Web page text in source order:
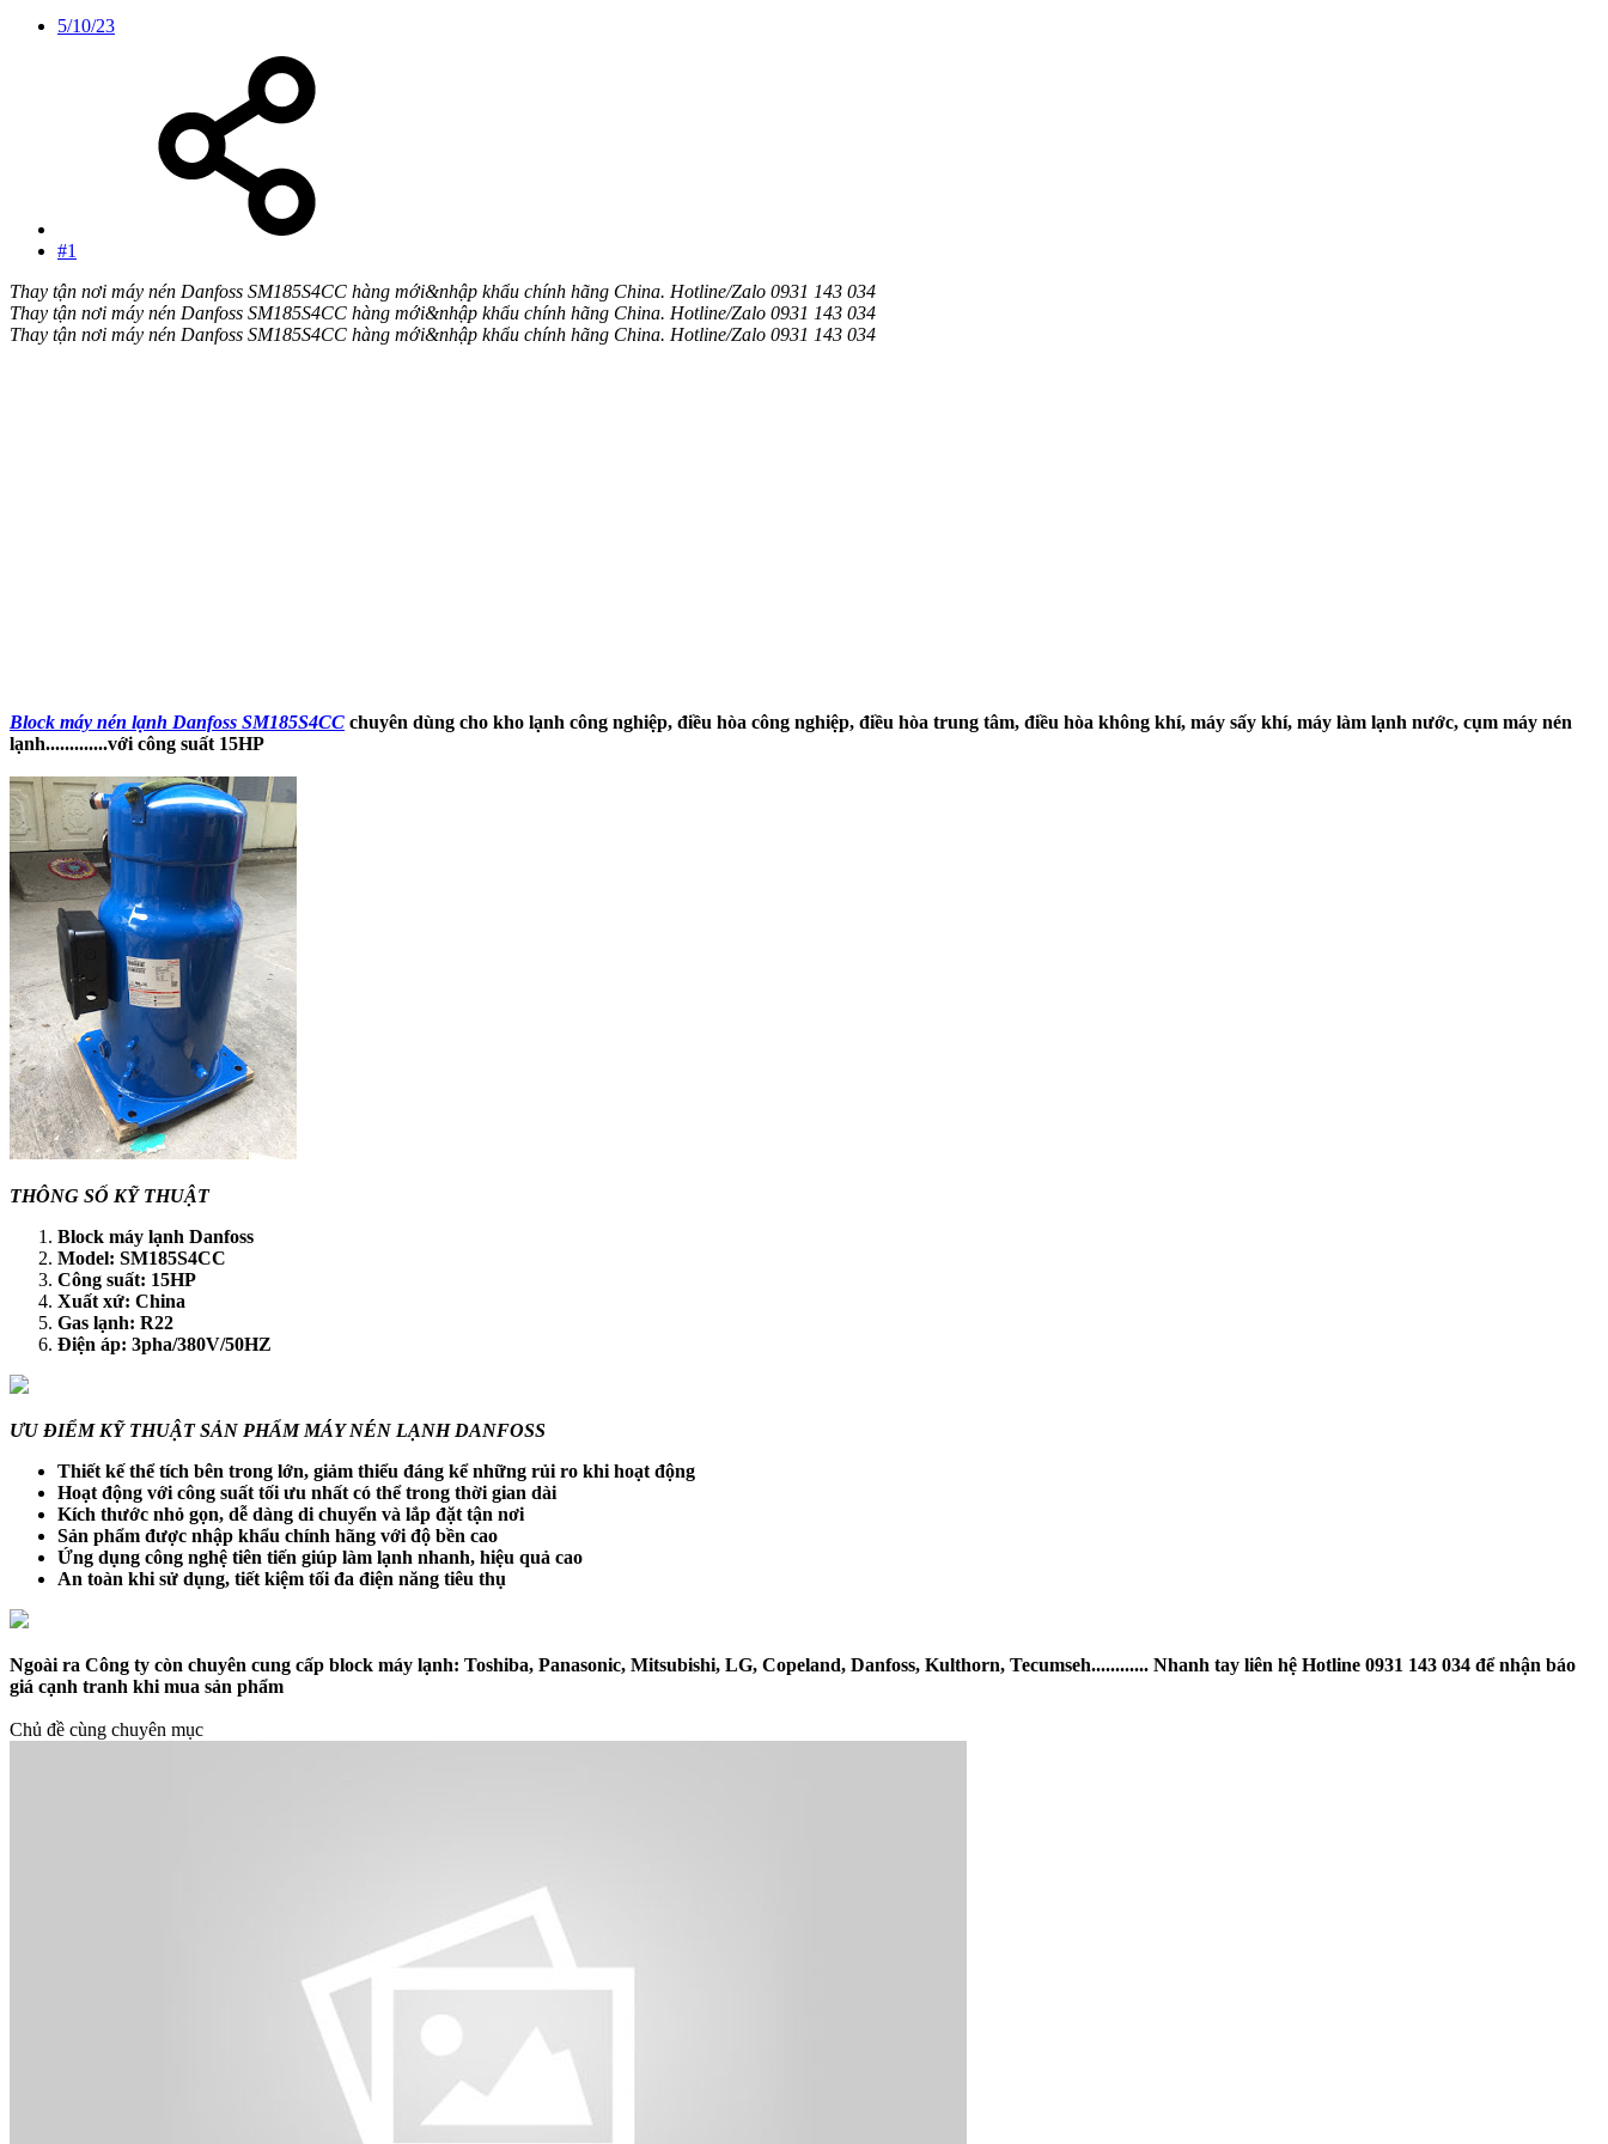
5/10/23
#1
Thay tận nơi máy nén Danfoss SM185S4CC hàng mới&nhập khẩu chính hãng China. Hotline/Zalo 0931 143 034
Thay tận nơi máy nén Danfoss SM185S4CC hàng mới&nhập khẩu chính hãng China. Hotline/Zalo 0931 143 034
Thay tận nơi máy nén Danfoss SM185S4CC hàng mới&nhập khẩu chính hãng China. Hotline/Zalo 0931 143 034
Block máy nén lạnh Danfoss SM185S4CC chuyên dùng cho kho lạnh công nghiệp, điều hòa công nghiệp, điều hòa trung tâm, điều hòa không khí, máy sấy khí, máy làm lạnh nước, cụm máy nén
lạnh.............với công suất 15HP
THÔNG SỐ KỸ THUẬT
Block máy lạnh Danfoss
Model: SM185S4CC
Công suất: 15HP
Xuất xứ: China
Gas lạnh: R22
Điện áp: 3pha/380V/50HZ
ƯU ĐIỂM KỸ THUẬT SẢN PHẨM MÁY NÉN LẠNH DANFOSS
Thiết kế thể tích bên trong lớn, giảm thiểu đáng kể những rủi ro khi hoạt động
Hoạt động với công suất tối ưu nhất có thể trong thời gian dài
Kích thước nhỏ gọn, dễ dàng di chuyển và lắp đặt tận nơi
Sản phẩm được nhập khẩu chính hãng với độ bền cao
Ứng dụng công nghệ tiên tiến giúp làm lạnh nhanh, hiệu quả cao
An toàn khi sử dụng, tiết kiệm tối đa điện năng tiêu thụ
Ngoài ra Công ty còn chuyên cung cấp block máy lạnh: Toshiba, Panasonic, Mitsubishi, LG, Copeland, Danfoss, Kulthorn, Tecumseh............ Nhanh tay liên hệ Hotline 0931 143 034 để nhận báo
giá cạnh tranh khi mua sản phẩm
Chủ đề cùng chuyên mục